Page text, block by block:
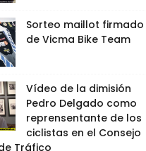
Sorteo maillot firmado
de Vicma Bike Team
Vídeo de la dimisión
Pedro Delgado como
reprensentante de los
ciclistas en el Consejo
Tráfico